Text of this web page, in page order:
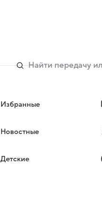
Избранные
Новостные
Детские